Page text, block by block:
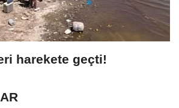
harekete geçti!